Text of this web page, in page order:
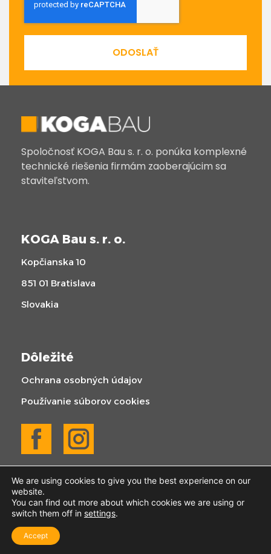
ODOSLAŤ
Spoločnosť KOGA Bau s. r. o. ponúka komplexné
technické riešenia firmám zaoberajúcim sa
staviteľstvom.
KOGA Bau s. r. o.
Kopčianska 10
851 01 Bratislava
Slovakia
Dôležité
Ochrana osobných údajov
Používanie súborov cookies
© 2025 KOGABAU | Všetky práva vyhradené
We are using cookies to give you the best experience on our
website.
You can find out more about which cookies we are using or
switch them off in settings.
Accept